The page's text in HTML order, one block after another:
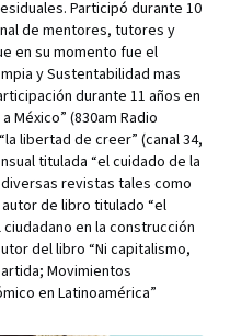
Participó durante 10
de mentores, tutores y
en su momento fue el
y Sustentabilidad mas
durante 11 años en
México” (830am Radio
libertad de creer” (canal 34,
titulada “el cuidado de la
revistas tales como
de libro titulado “el
en la construcción
del libro “Ni capitalismo,
Movimientos
en Latinoamérica”